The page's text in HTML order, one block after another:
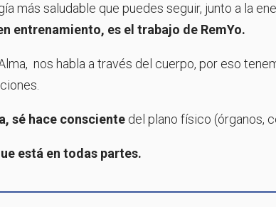
más saludable que puedes seguir, junto a la
entrenamiento, es el trabajo de RemYo.
nos habla a través del cuerpo, por eso
sé hace consciente del plano físico (órganos,
está en todas partes.